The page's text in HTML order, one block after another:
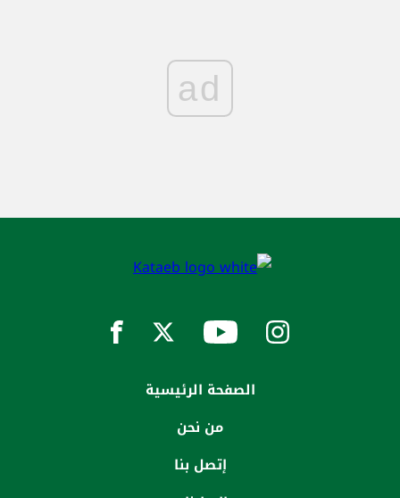
ad
الصفحة الرئيسية
من نحن
إتصل بنا